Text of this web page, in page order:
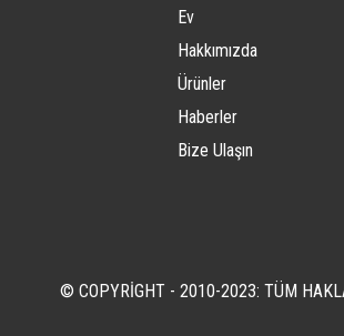
Ev
Hakkımızda
Ürünler
Haberler
Bize Ulaşın
© COPYRIGHT - 2010-2023: TÜM